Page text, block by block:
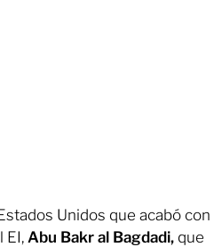
Unidos que acabó con
EI, Abu Bakr al Bagdadi, que